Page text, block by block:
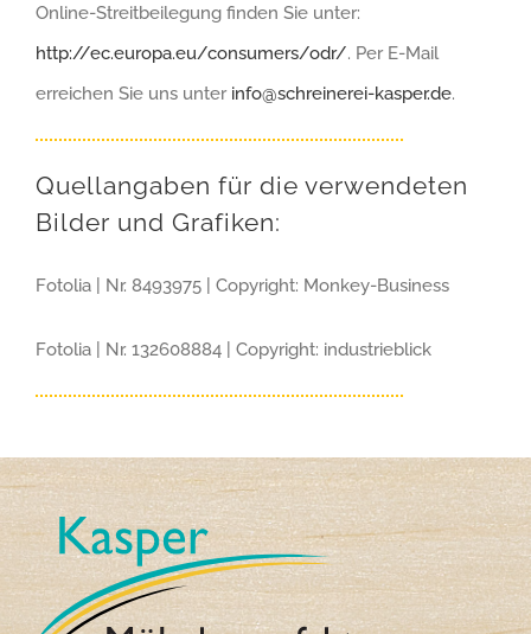
Online-Streitbeilegung finden Sie unter:
http://ec.europa.eu/consumers/odr/. Per E-Mail
erreichen Sie uns unter info@schreinerei-kasper.de.
Quellangaben für die verwendeten
Bilder und Grafiken:
Fotolia | Nr. 8493975 | Copyright: Monkey-Business
Fotolia | Nr. 132608884 | Copyright: industrieblick